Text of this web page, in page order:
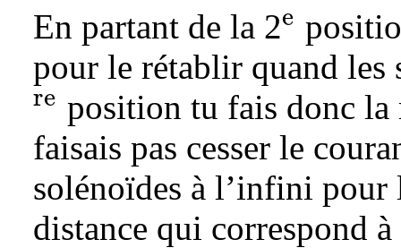
En partant de la 2e
{}^{\text{e}}
pour le rétablir quand les
re
{}^{\text{re}}
position tu fais donc la
faisais pas cesser le
solénoïdes à l’infini pour
distance qui correspond